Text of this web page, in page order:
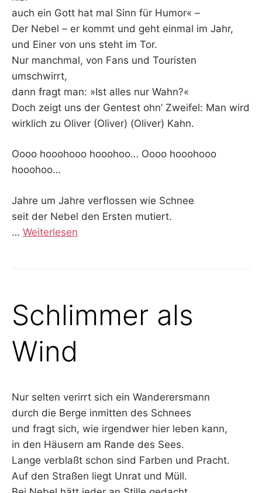
auch ein Gott hat mal Sinn für Humor« –
Der Nebel – er kommt und geht einmal im Jahr,
und Einer von uns steht im Tor.
Nur manchmal, von Fans und Touristen
umschwirrt,
dann fragt man: »Ist alles nur Wahn?«
Doch zeigt uns der Gentest ohn’ Zweifel: Man wird
wirklich zu Oliver (Oliver) (Oliver) Kahn.
Oooo hooohooo hooohoo… Oooo hooohooo
hooohoo…
Jahre um Jahre verflossen wie Schnee
seit der Nebel den Ersten mutiert.
… Weiterlesen
Schlimmer als
Wind
Nur selten verirrt sich ein Wanderersmann
durch die Berge inmitten des Schnees
und fragt sich, wie irgendwer hier leben kann,
in den Häusern am Rande des Sees.
Lange verblaßt schon sind Farben und Pracht.
Auf den Straßen liegt Unrat und Müll.